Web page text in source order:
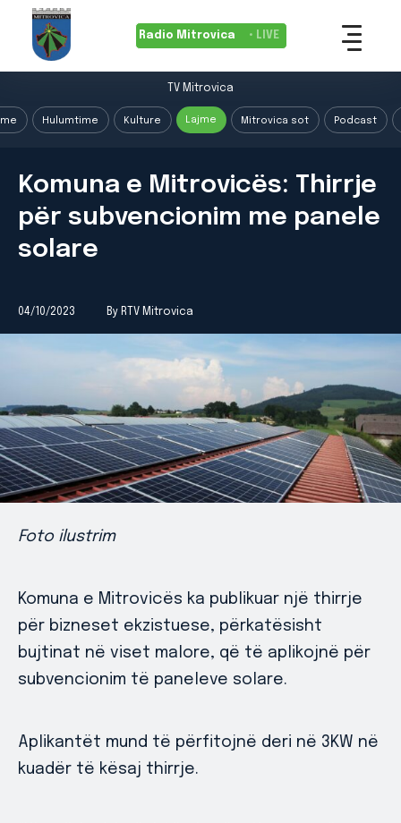
Radio Mitrovica • LIVE
TV Mitrovica
Hulumtime Kulture Lajme Mitrovica sot Podcast
Komuna e Mitrovicës: Thirrje
për subvencionim me panele
solare
04/10/2023 By RTV Mitrovica
Foto ilustrim
Komuna e Mitrovicës ka publikuar një thirrje
për bizneset ekzistuese, përkatësisht
bujtinat në viset malore, që të aplikojnë për
subvencionim të paneleve solare.
Aplikantët mund të përfitojnë deri në 3KW në
kuadër të kësaj thirrje.